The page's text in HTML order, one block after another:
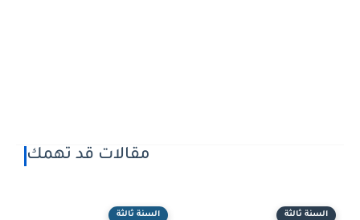
مقالات قد تهمك
السنة ثالثة السنة ثالثة